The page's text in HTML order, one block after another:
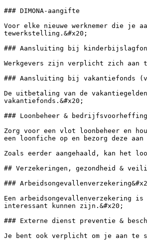
### DIMONA-aangifte
Voor elke nieuwe werknemer die je
tewerkstelling.&#x20;
### Aansluiting bij
Werkgevers zijn verplicht zich aan
### Aansluiting bij vakantiefonds
De uitbetaling van de
vakantiefonds.&#x20;
### Loonbeheer & bedrijfsvoorheffing
Zorg voor een vlot loonbeheer en
een loonfiche op en bezorg deze aan
Zoals eerder aangehaald, kan het
## Verzekeringen, gezondheid &
###
Een arbeidsongevallenverzekering
interessant kunnen zijn.&#x20;
### Externe dienst preventie &
Je bent ook verplicht om je aan te